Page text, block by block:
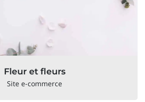
Fleur et fleurs
Site e-commerce